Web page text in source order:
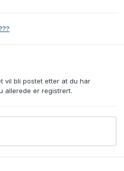
vil bli postet etter at du har
allerede er registrert.